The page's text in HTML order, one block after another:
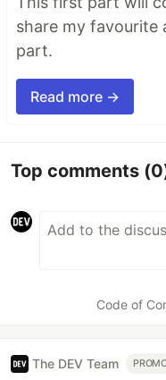
share my favourite
part.
Read more →
Top comments
Code of
The DEV Team